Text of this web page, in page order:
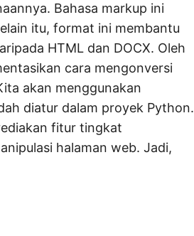
Bahasa markup ini
itu, format ini membantu
HTML dan DOCX. Oleh
cara mengonversi
akan menggunakan
diatur dalam proyek Python.
fitur tingkat
halaman web. Jadi,